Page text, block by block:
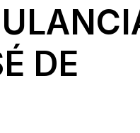
DE